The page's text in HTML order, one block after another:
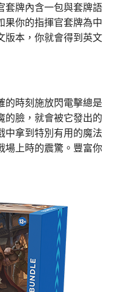
套牌內含一包與套牌語
果你的指揮官套牌為中
版本，你就會得到英文
的時刻施放閃電擊總是
的臉，就會被它發出的
中拿到特別有用的魔法
場上時的震驚。豐富你